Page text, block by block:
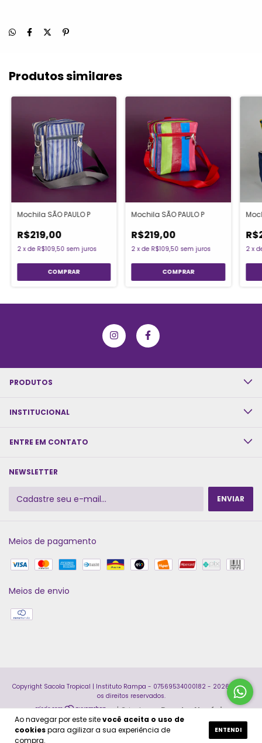
Ao navegar por este sitevocê aceita o uso de
cookiespara agilizar a sua experiência de
compra.
ENTENDI
Produtos similares
Mochila SÃO PAULO P
R$219,00
2 xde R$109,50 sem juros
Mochila SÃO PAULO P
R$219,00
2 xde R$109,50 sem juros 2 x
PRODUTOS
INSTITUCIONAL
ENTRE EM CONTATO
NEWSLETTER
Meios de pagamento
Meios de envio
Copyright Sacola Tropical | Instituto Rampa - 07569534000182 - 2026. Todos
os direitos reservados.
|Criado porDecolar Negócio